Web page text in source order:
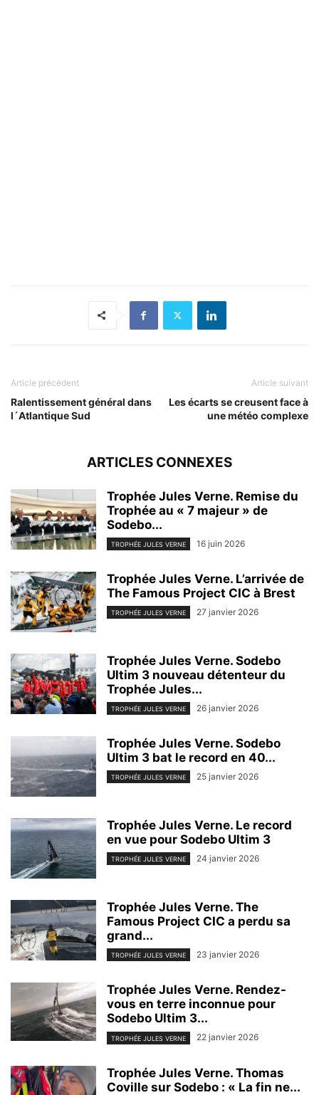
Article précédent
Ralentissement général dans
l´Atlantique Sud
Article suivant
Les écarts se creusent face à
une météo complexe
ARTICLES CONNEXES
Trophée Jules Verne. Remise du
Trophée au « 7 majeur » de
Sodebo...
TROPHÉE JULES VERNE 16 juin 2026
Trophée Jules Verne. L’arrivée de
The Famous Project CIC à Brest
TROPHÉE JULES VERNE 27 janvier 2026
Trophée Jules Verne. Sodebo
Ultim 3 nouveau détenteur du
Trophée Jules...
TROPHÉE JULES VERNE 26 janvier 2026
Trophée Jules Verne. Sodebo
Ultim 3 bat le record en 40...
TROPHÉE JULES VERNE 25 janvier 2026
Trophée Jules Verne. Le record
en vue pour Sodebo Ultim 3
TROPHÉE JULES VERNE 24 janvier 2026
Trophée Jules Verne. The
Famous Project CIC a perdu sa
grand...
TROPHÉE JULES VERNE 23 janvier 2026
Trophée Jules Verne. Rendez-
vous en terre inconnue pour
Sodebo Ultim 3...
TROPHÉE JULES VERNE 22 janvier 2026
Trophée Jules Verne. Thomas
Coville sur Sodebo : « La fin ne...